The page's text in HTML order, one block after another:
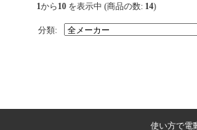
1から 10 を表示中 (商品の数: 14)
分類:
使い方で電